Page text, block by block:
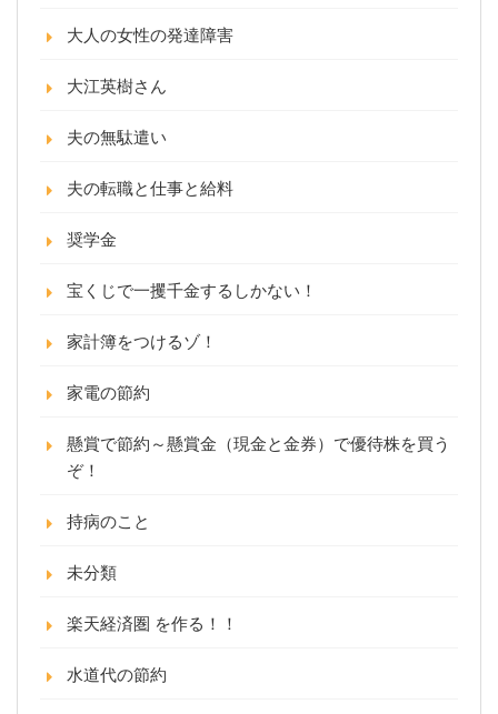
大人の女性の発達障害
大江英樹さん
夫の無駄遣い
夫の転職と仕事と給料
奨学金
宝くじで一攫千金するしかない！
家計簿をつけるゾ！
家電の節約
懸賞で節約～懸賞金（現金と金券）で優待株を買う
ぞ！
持病のこと
未分類
楽天経済圏 を作る！！
水道代の節約